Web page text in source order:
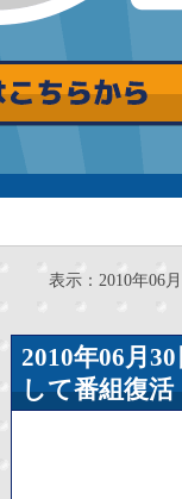
表示：2010年06月
2010年06
して番組復活